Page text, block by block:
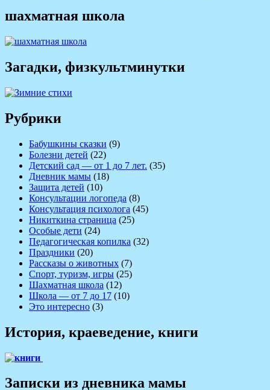
шахматная школа
Загадки, физкультминутки
Рубрики
Бабушкины сказки (9)
Болезни детей (22)
Детский сад — от 1 до 7 лет. (35)
Дневник мамы (18)
Защита детей (10)
Консультации логопеда (8)
Консультация психолога (45)
Никиткина страница (25)
Особые дети (24)
Педагогическая копилка (32)
Праздники (20)
Рассказы о животных (7)
Спорт, туризм, игры (25)
Шахматная школа (12)
Школа — от 7 до 17 (10)
Это интересно (3)
История, краеведение, книги
Записки из дневника мамы